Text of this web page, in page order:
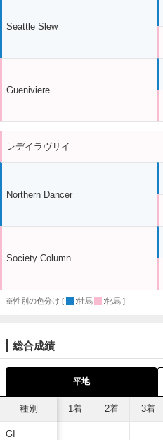
Seattle Slew
Gueniviere
レデイラヴリイ
Northern Dancer
Society Column
※性別の色分け [ :牡馬 :牝馬 ]
総合成績
平地
種別
GI
1着 2着 3着
- - -